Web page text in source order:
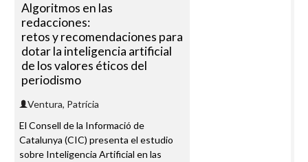
Algoritmos en las
redacciones:
retos y recomendaciones para
dotar la inteligencia artificial
de los valores éticos del
periodismo
Ventura, Patrícia
El Consell de la Informació de
Catalunya (CIC) presenta el estudio
sobre Inteligencia Artificial en las